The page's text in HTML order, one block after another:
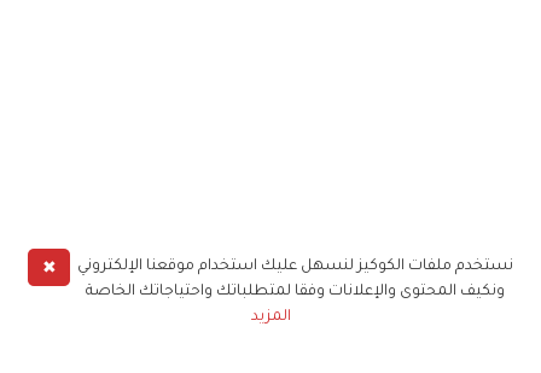
✖
نستخدم ملفات الكوكيز لنسهل عليك استخدام موقعنا الإلكتروني
ونكيف المحتوى والإعلانات وفقا لمتطلباتك واحتياجاتك الخاصة
المزيد